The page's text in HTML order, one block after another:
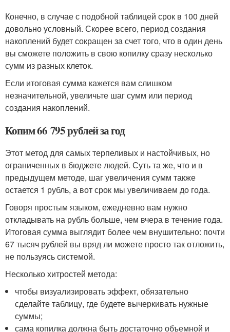
Конечно, в случае с подобной таблицей срок в 100 дней
довольно условный. Скорее всего, период создания
накоплений будет сокращен за счет того, что в один день
вы сможете положить в свою копилку сразу несколько
сумм из разных клеток.
Если итоговая сумма кажется вам слишком
незначительной, увеличьте шаг сумм или период
создания накоплений.
Копим 66 795 рублей за год
Этот метод для самых терпеливых и настойчивых, но
ограниченных в бюджете людей. Суть та же, что и в
предыдущем методе, шаг увеличения сумм также
остается 1 рубль, а вот срок мы увеличиваем до года.
Говоря простым языком, ежедневно вам нужно
откладывать на рубль больше, чем вчера в течение года.
Итоговая сумма выглядит более чем внушительно: почти
67 тысяч рублей вы вряд ли можете просто так отложить,
не пользуясь системой.
Несколько хитростей метода:
чтобы визуализировать эффект, обязательно
сделайте таблицу, где будете вычеркивать нужные
суммы;
сама копилка должна быть достаточно объемной и